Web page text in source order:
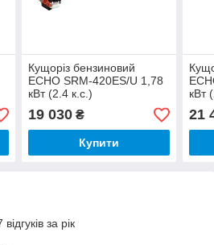
Кущоріз бензиновий
ECHO SRM-420ES/U 1,78
кВт (2.4 к.с.)
19 030₴
Купити
кВт
21
за рік